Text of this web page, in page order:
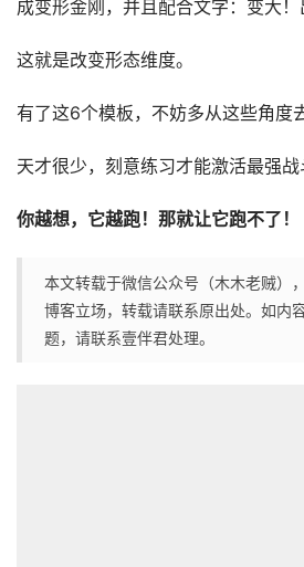
成变形金刚，并且配合文字：变大！
这就是改变形态维度。
有了这6个模板，不妨多从这些角度
天才很少，刻意练习才能激活最强战
你越想，它越跑！那就让它跑不了！
本文转载于微信公众号（木木老贼）
博客立场，转载请联系原出处。如内
题，请联系壹伴君处理。